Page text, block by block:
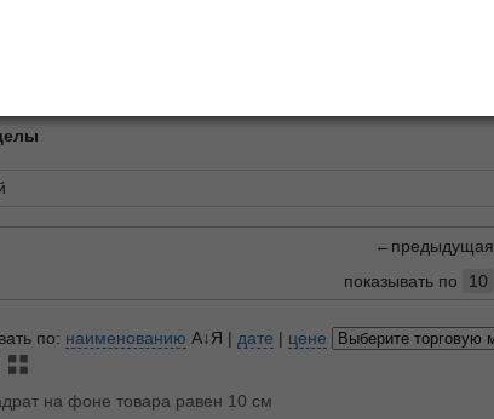
←предыдущая
показывать по
10
по: наименованию А↓Я | дате | цене
на фоне товара равен 10 см